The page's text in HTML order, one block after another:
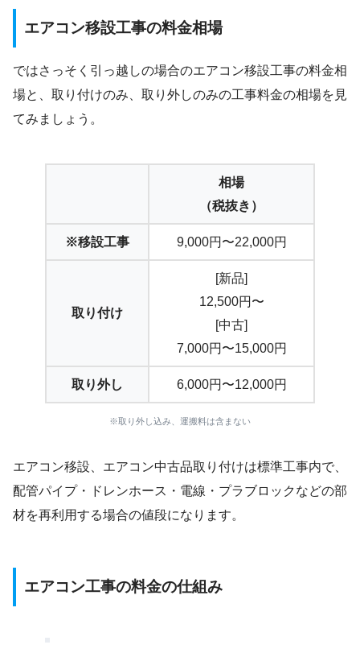
エアコン移設工事の料金相場
ではさっそく引っ越しの場合のエアコン移設工事の料金相
場と、取り付けのみ、取り外しのみの工事料金の相場を見
てみましょう。
相場
（税抜き）
※移設工事 9,000円〜22,000円
取り付け
[新品]
12,500円〜
[中古]
7,000円〜15,000円
取り外し 6,000円〜12,000円
※取り外し込み、運搬料は含まない
エアコン移設、エアコン中古品取り付けは標準工事内で、
配管パイプ・ドレンホース・電線・プラブロックなどの部
材を再利用する場合の値段になります。
エアコン工事の料金の仕組み